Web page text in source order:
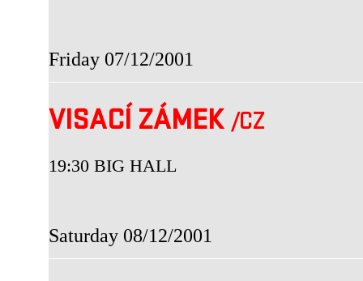
Friday 07/12/2001
VISACÍ ZÁMEK /CZ
19:30 BIG HALL
Saturday 08/12/2001